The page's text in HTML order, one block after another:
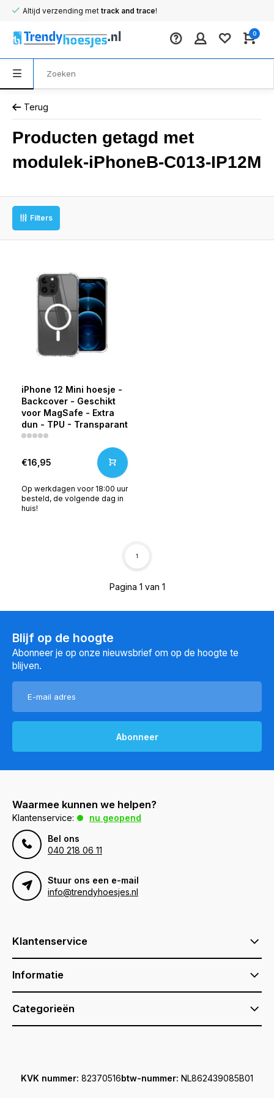
Altijd verzending met track and trace!
0
Terug
Producten getagd met
modulek-iPhoneB-C013-IP12M
Filters
iPhone 12 Mini hoesje -
Backcover - Geschikt
voor MagSafe - Extra
dun - TPU - Transparant
€16,95
Op werkdagen voor 18:00 uur
besteld, de volgende dag in
huis!
Pagina 1 van 1
1
Blijf op de hoogte
Abonneer je op onze nieuwsbrief om op de hoogte te
blijven.
Abonneer
Waarmee kunnen we helpen?
Klantenservice:
nu geopend
Bel ons
040 218 06 11
Stuur ons een e-mail
info@trendyhoesjes.nl
Klantenservice
Informatie
Categorieën
KVK nummer: 82370516btw-nummer: NL862439085B01